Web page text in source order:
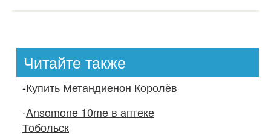
Читайте также
-Купить Метандиенон Королёв
-Ansomone 10me в аптеке
Тобольск